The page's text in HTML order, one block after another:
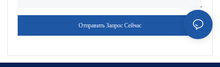
Отправить Запрос Сейчас